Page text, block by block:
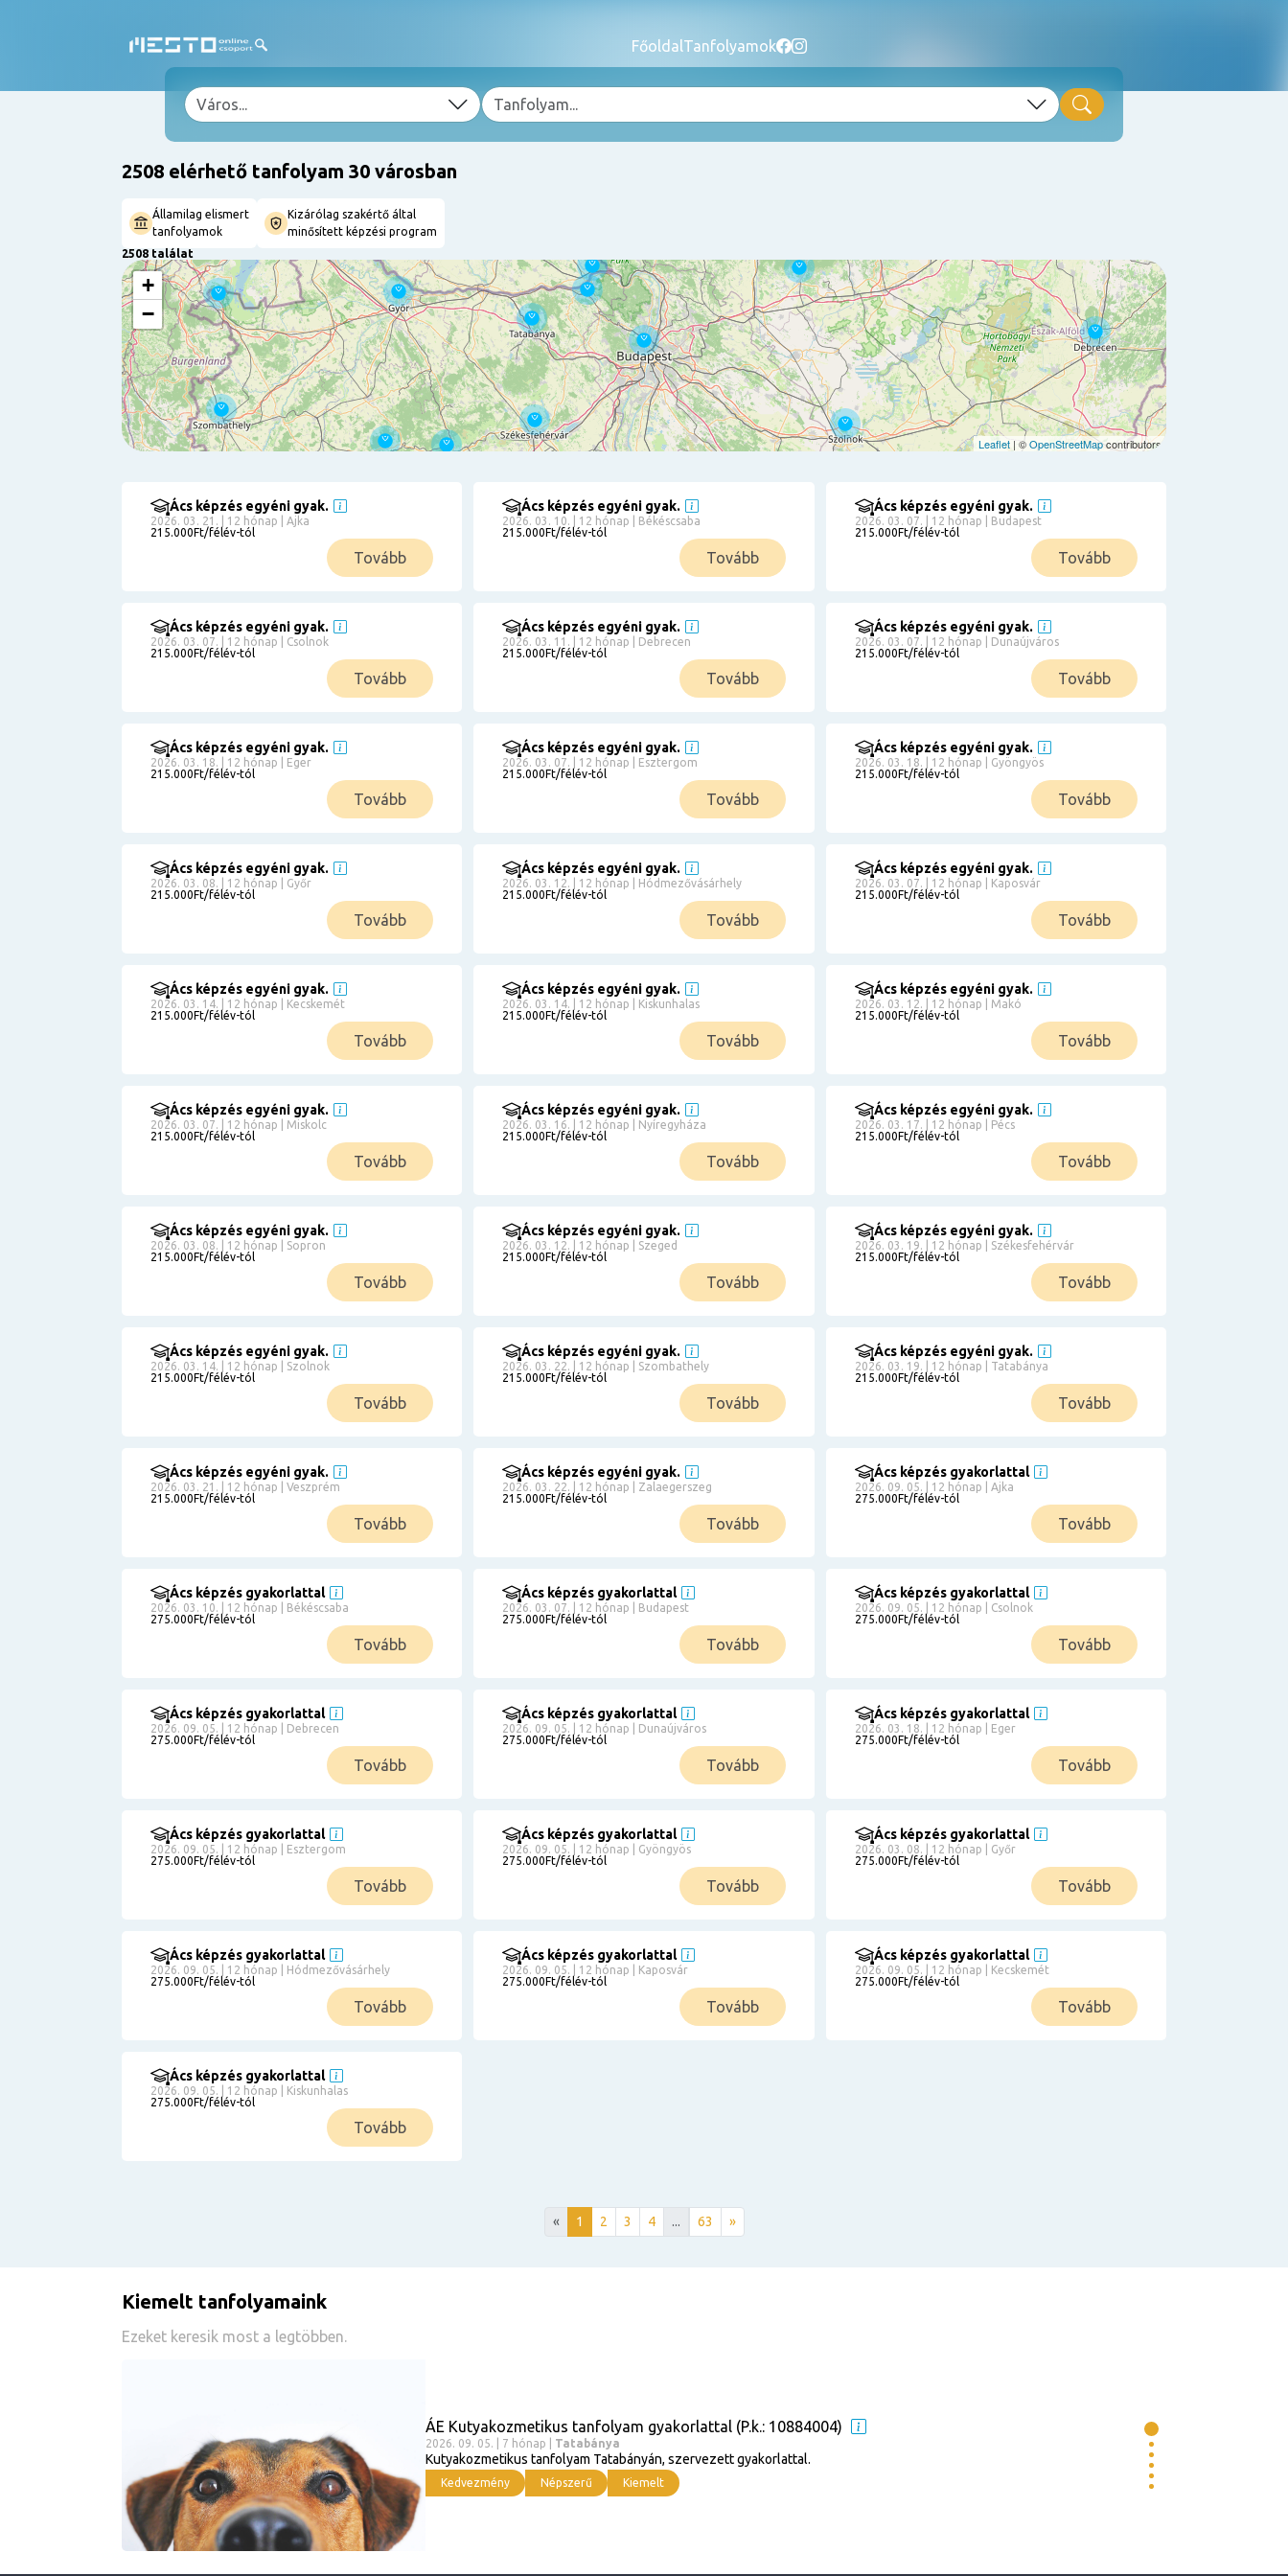
Főoldal Tanfolyamok
2508 elérhető tanfolyam 30 városban
Államilag elismert
tanfolyamok
Kizárólag szakértő által
minősített képzési program
2508 találat
+
−
Leaflet | ©OpenStreetMapcontributors
Szűrés
Érettségi
Részletfizetéssel
Ács képzés egyéni gyak.
2026. 03. 21. | 12 hónap | Ajka
215.000Ft/félév-tól
Tovább
Ács képzés egyéni gyak.
2026. 03. 10. | 12 hónap | Békéscsaba
215.000Ft/félév-tól
Tovább
Ács képzés egyéni gyak.
2026. 03. 07. | 12 hónap | Budapest
215.000Ft/félév-tól
Tovább
Ács képzés egyéni gyak.
2026. 03. 07. | 12 hónap | Csolnok
215.000Ft/félév-tól
Tovább
Ács képzés egyéni gyak.
2026. 03. 11. | 12 hónap | Debrecen
215.000Ft/félév-tól
Tovább
Ács képzés egyéni gyak.
2026. 03. 07. | 12 hónap | Dunaújváros
215.000Ft/félév-tól
Tovább
Ács képzés egyéni gyak.
2026. 03. 18. | 12 hónap | Eger
215.000Ft/félév-tól
Tovább
Ács képzés egyéni gyak.
2026. 03. 07. | 12 hónap | Esztergom
215.000Ft/félév-tól
Tovább
Ács képzés egyéni gyak.
2026. 03. 18. | 12 hónap | Gyöngyös
215.000Ft/félév-tól
Tovább
Ács képzés egyéni gyak.
2026. 03. 08. | 12 hónap | Győr
215.000Ft/félév-tól
Tovább
Ács képzés egyéni gyak.
2026. 03. 12. | 12 hónap | Hódmezővásárhely
215.000Ft/félév-tól
Tovább
Ács képzés egyéni gyak.
2026. 03. 07. | 12 hónap | Kaposvár
215.000Ft/félév-tól
Tovább
Ács képzés egyéni gyak.
2026. 03. 14. | 12 hónap | Kecskemét
215.000Ft/félév-tól
Tovább
Ács képzés egyéni gyak.
2026. 03. 14. | 12 hónap | Kiskunhalas
215.000Ft/félév-tól
Tovább
Ács képzés egyéni gyak.
2026. 03. 12. | 12 hónap | Makó
215.000Ft/félév-tól
Tovább
Ács képzés egyéni gyak.
2026. 03. 07. | 12 hónap | Miskolc
215.000Ft/félév-tól
Tovább
Ács képzés egyéni gyak.
2026. 03. 16. | 12 hónap | Nyíregyháza
215.000Ft/félév-tól
Tovább
Ács képzés egyéni gyak.
2026. 03. 17. | 12 hónap | Pécs
215.000Ft/félév-tól
Tovább
Ács képzés egyéni gyak.
2026. 03. 08. | 12 hónap | Sopron
215.000Ft/félév-tól
Tovább
Ács képzés egyéni gyak.
2026. 03. 12. | 12 hónap | Szeged
215.000Ft/félév-tól
Tovább
Ács képzés egyéni gyak.
2026. 03. 19. | 12 hónap | Székesfehérvár
215.000Ft/félév-tól
Tovább
Ács képzés egyéni gyak.
2026. 03. 14. | 12 hónap | Szolnok
215.000Ft/félév-tól
Tovább
Ács képzés egyéni gyak.
2026. 03. 22. | 12 hónap | Szombathely
215.000Ft/félév-tól
Tovább
Ács képzés egyéni gyak.
2026. 03. 19. | 12 hónap | Tatabánya
215.000Ft/félév-tól
Tovább
Ács képzés egyéni gyak.
2026. 03. 21. | 12 hónap | Veszprém
215.000Ft/félév-tól
Tovább
Ács képzés egyéni gyak.
2026. 03. 22. | 12 hónap | Zalaegerszeg
215.000Ft/félév-tól
Tovább
Ács képzés gyakorlattal
2026. 09. 05. | 12 hónap | Ajka
275.000Ft/félév-tól
Tovább
Ács képzés gyakorlattal
2026. 03. 10. | 12 hónap | Békéscsaba
275.000Ft/félév-tól
Tovább
Ács képzés gyakorlattal
2026. 03. 07. | 12 hónap | Budapest
275.000Ft/félév-tól
Tovább
Ács képzés gyakorlattal
2026. 09. 05. | 12 hónap | Csolnok
275.000Ft/félév-tól
Tovább
Ács képzés gyakorlattal
2026. 09. 05. | 12 hónap | Debrecen
275.000Ft/félév-tól
Tovább
Ács képzés gyakorlattal
2026. 09. 05. | 12 hónap | Dunaújváros
275.000Ft/félév-tól
Tovább
Ács képzés gyakorlattal
2026. 03. 18. | 12 hónap | Eger
275.000Ft/félév-tól
Tovább
Ács képzés gyakorlattal
2026. 09. 05. | 12 hónap | Esztergom
275.000Ft/félév-tól
Tovább
Ács képzés gyakorlattal
2026. 09. 05. | 12 hónap | Gyöngyös
275.000Ft/félév-tól
Tovább
Ács képzés gyakorlattal
2026. 03. 08. | 12 hónap | Győr
275.000Ft/félév-tól
Tovább
Ács képzés gyakorlattal
2026. 09. 05. | 12 hónap | Hódmezővásárhely
275.000Ft/félév-tól
Tovább
Ács képzés gyakorlattal
2026. 09. 05. | 12 hónap | Kaposvár
275.000Ft/félév-tól
Tovább
Ács képzés gyakorlattal
2026. 09. 05. | 12 hónap | Kecskemét
275.000Ft/félév-tól
Tovább
Ács képzés gyakorlattal
2026. 09. 05. | 12 hónap | Kiskunhalas
275.000Ft/félév-tól
Tovább
« 1 2 3 4 ... 63 »
Kiemelt tanfolyamaink
Ezeket keresik most a legtöbben.
ÁE Kutyakozmetikus tanfolyam gyakorlattal (P.k.: 10884004)
2026. 09. 05. | 7 hónap | Tatabánya
Kutyakozmetikus tanfolyam Tatabányán, szervezett gyakorlattal.
Kedvezmény Népszerű Kiemelt